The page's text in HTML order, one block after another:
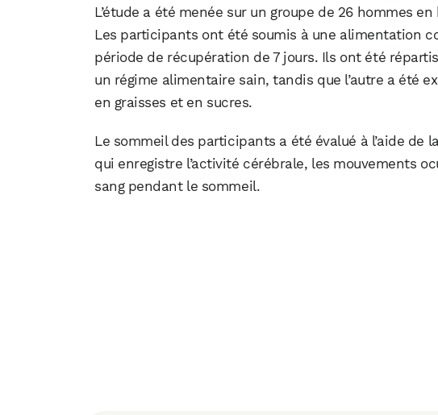
L’étude a été menée sur un groupe de 26 hommes
Les participants ont été soumis à une alimentation
période de récupération de 7 jours. Ils ont été
un régime alimentaire sain, tandis que l’autre a été
en graisses et en sucres.
Le sommeil des participants a été évalué à l’aide de
qui enregistre l’activité cérébrale, les mouvements
sang pendant le sommeil.